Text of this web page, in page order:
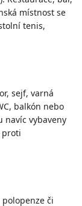
místnost se
tenis,
sejf, varná
balkón nebo
navíc vybaveny
proti
či